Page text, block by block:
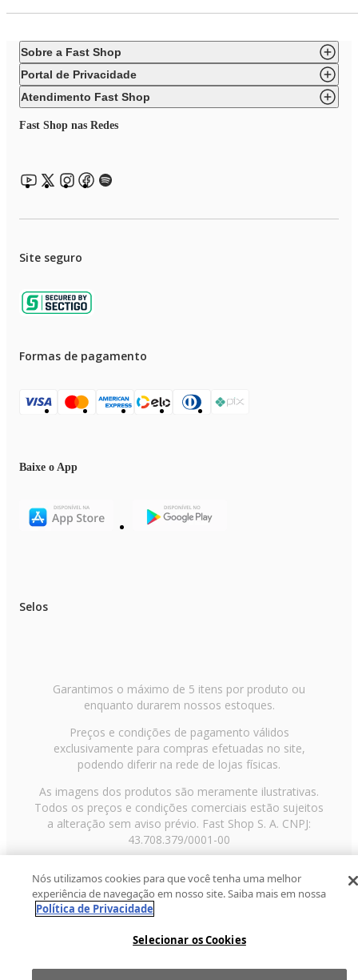
Sobre a Fast Shop
Portal de Privacidade
Atendimento Fast Shop
Fast Shop nas Redes
Site seguro
Formas de pagamento
Baixe o App
Selos
Garantimos o máximo de 5 itens por produto ou
enquanto durarem nossos estoques.
Preços e condições de pagamento válidos
exclusivamente para compras efetuadas no site,
podendo diferir na rede de lojas físicas.
As imagens dos produtos são meramente ilustrativas.
Todos os preços e condições comerciais estão sujeitos
a alteração sem aviso prévio. Fast Shop S. A. CNPJ:
43.708.379/0001-00
Paulo/SP, CEP 02029-001, Telefone: 11 3003-3728 ©
2013 Fast Shop - Todos os direitos reservadosRF
Nós utilizamos cookies para que você tenha uma melhor
experiência de navegação em nosso site. Saiba mais em nossa
Política de Privacidade
Selecionar os Cookies